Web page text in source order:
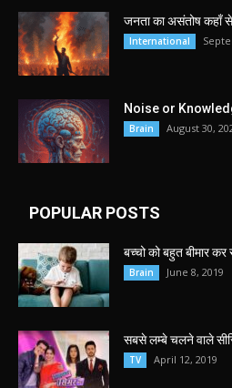
जनता का असंतोष कहाँ
International
Noise or
Brain August 30,
POPULAR POSTS
बच्चो को बहुत बीमार
Brain June 8, 2019
सबसे लम्बे चलने वाले
TV April 12, 2019